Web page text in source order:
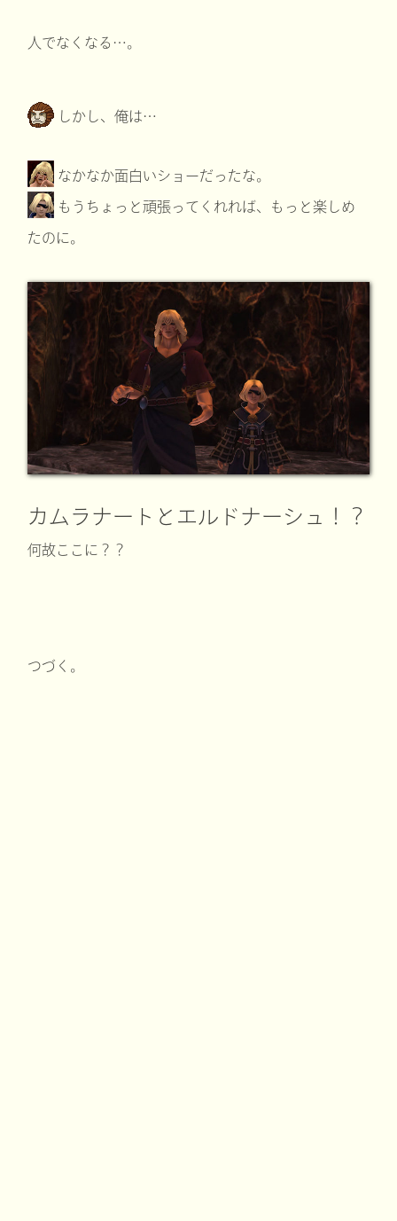
人でなくなる…。
しかし、俺は…
なかなか面白いショーだったな。
もうちょっと頑張ってくれれば、もっと楽しめ
たのに。
カムラナートとエルドナーシュ！？
何故ここに？？
つづく。